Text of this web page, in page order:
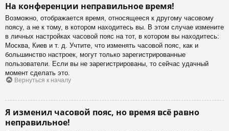
На конференции неправильное время!
Возможно, отображается время, относящееся к другому часовому
поясу, а не к тому, в котором находитесь вы. В этом случае измените
в личных настройках часовой пояс на тот, в котором вы находитесь:
Москва, Киев и т. д. Учтите, что изменять часовой пояс, как и
большинство настроек, могут только зарегистрированные
пользователи. Если вы не зарегистрированы, то сейчас удачный
момент сделать это.
Вернуться к началу
Я изменил часовой пояс, но время всё равно
неправильное!